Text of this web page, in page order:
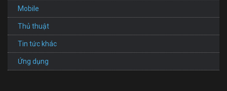
Mobile
Thủ thuật
Tin tức khác
Ứng dụng